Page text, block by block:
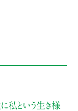
私という生き様